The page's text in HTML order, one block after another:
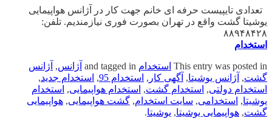
تعدادی تایپیست حرفه ای خانم جهت کار در آژانس هواپیمایی
یوشیتا گشت واقع در تهران بصورت فوری نیازمندیم. تلفن:
۸۸۹۴۸۴۲۸
استخدام
This entry was posted in استخدام آژانس, آژانس
گشت, آژانس یوشیتا, آگهی کار , استخدام 95 , استخدام جدید,
استخدام دولتی, استخدام گشت, استخدام هواپیمایی, استخدام
یوشیتا, استخدامی, سایت استخدام, گشت هواپیمایی, هواپیمایی
گشت, هواپیمایی یوشیتا, یوشیتا.